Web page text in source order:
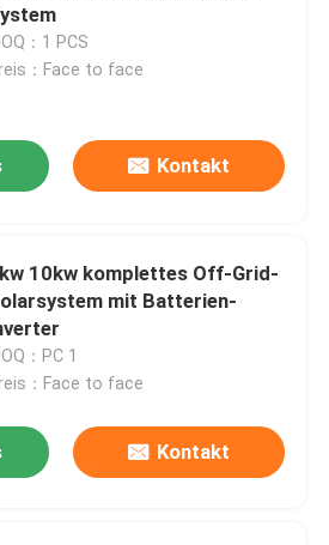
：1 PCS
：Face to face
Kontakt
10kw komplettes Off-Grid-
mit Batterien-
：PC 1
：Face to face
Kontakt